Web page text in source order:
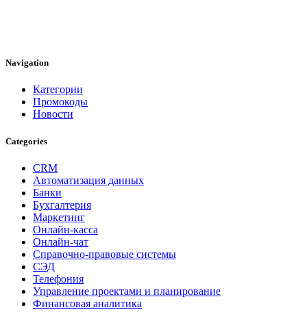
Navigation
Категории
Промокоды
Новости
Categories
CRM
Автоматизация данных
Банки
Бухгалтерия
Маркетинг
Онлайн-касса
Онлайн-чат
Справочно-правовые системы
СЭД
Телефония
Управление проектами и планирование
Финансовая аналитика